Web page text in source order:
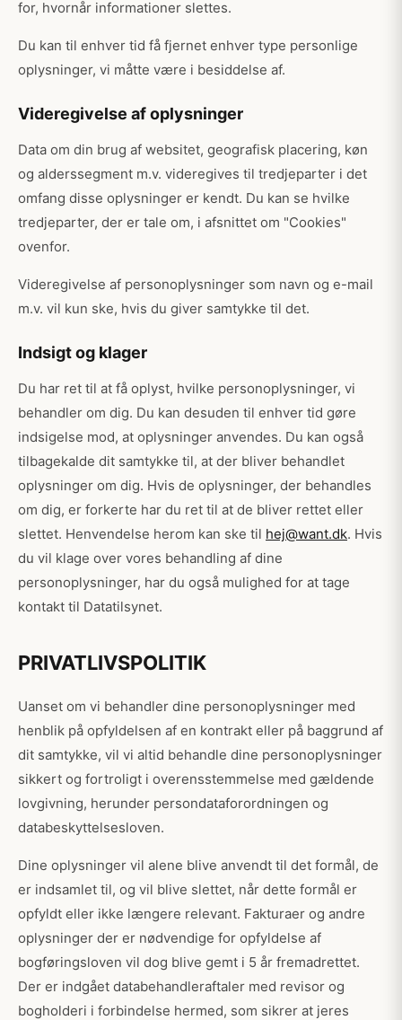
for, hvornår informationer slettes.
Du kan til enhver tid få fjernet enhver type personlige
oplysninger, vi måtte være i besiddelse af.
Videregivelse af oplysninger
Data om din brug af websitet, geografisk placering, køn
og alderssegment m.v. videregives til tredjeparter i det
omfang disse oplysninger er kendt. Du kan se hvilke
tredjeparter, der er tale om, i afsnittet om "Cookies"
ovenfor.
Videregivelse af personoplysninger som navn og e-mail
m.v. vil kun ske, hvis du giver samtykke til det.
Indsigt og klager
Du har ret til at få oplyst, hvilke personoplysninger, vi
behandler om dig. Du kan desuden til enhver tid gøre
indsigelse mod, at oplysninger anvendes. Du kan også
tilbagekalde dit samtykke til, at der bliver behandlet
oplysninger om dig. Hvis de oplysninger, der behandles
om dig, er forkerte har du ret til at de bliver rettet eller
slettet. Henvendelse herom kan ske til hej@want.dk. Hvis
du vil klage over vores behandling af dine
personoplysninger, har du også mulighed for at tage
kontakt til Datatilsynet.
PRIVATLIVSPOLITIK
Uanset om vi behandler dine personoplysninger med
henblik på opfyldelsen af en kontrakt eller på baggrund af
dit samtykke, vil vi altid behandle dine personoplysninger
sikkert og fortroligt i overensstemmelse med gældende
lovgivning, herunder persondataforordningen og
databeskyttelsesloven.
Dine oplysninger vil alene blive anvendt til det formål, de
er indsamlet til, og vil blive slettet, når dette formål er
opfyldt eller ikke længere relevant. Fakturaer og andre
oplysninger der er nødvendige for opfyldelse af
bogføringsloven vil dog blive gemt i 5 år fremadrettet.
Der er indgået databehandleraftaler med revisor og
bogholderi i forbindelse hermed, som sikrer at jeres